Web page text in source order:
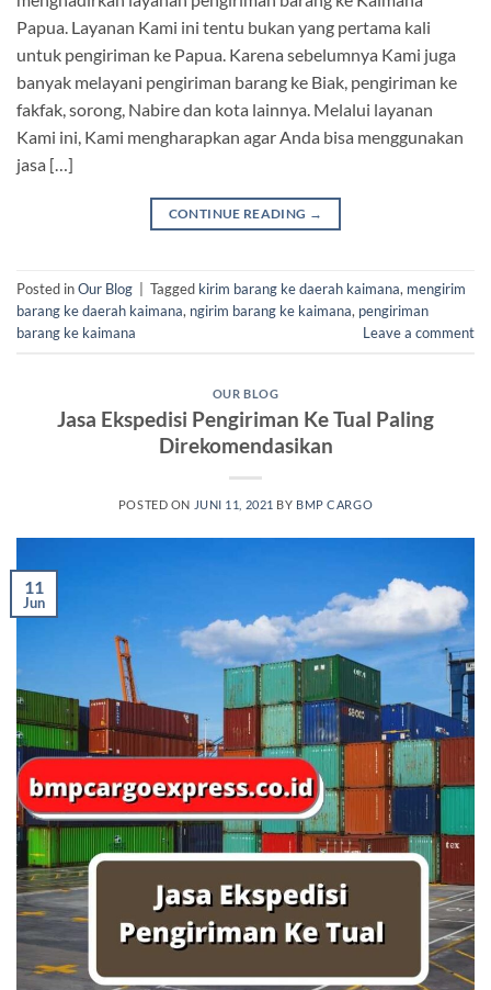
Papua. Layanan Kami ini tentu bukan yang pertama kali
untuk pengiriman ke Papua. Karena sebelumnya Kami juga
banyak melayani pengiriman barang ke Biak, pengiriman ke
fakfak, sorong, Nabire dan kota lainnya. Melalui layanan
Kami ini, Kami mengharapkan agar Anda bisa menggunakan
jasa […]
CONTINUE READING →
Posted inOur Blog Tagged kirim barang ke daerah kaimana, mengirim
barang ke daerah kaimana, ngirim barang ke kaimana, pengiriman
barang ke kaimana
Leave a comment
OUR BLOG
Jasa Ekspedisi Pengiriman Ke Tual Paling
Direkomendasikan
POSTED ON JUNI 11, 2021 BY BMP CARGO
11
Jun